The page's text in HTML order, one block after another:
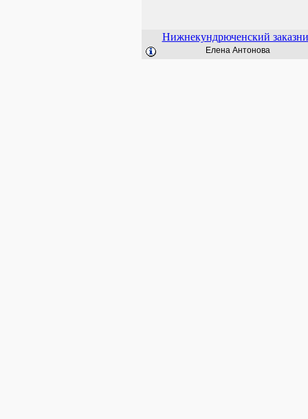
Нижнекундрюченский
Елена Антонова